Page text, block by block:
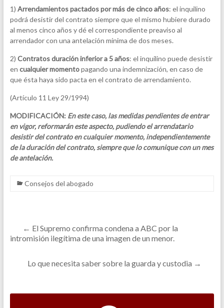
1) Arrendamientos pactados por más de cinco años: el inquilino
podrá desistir del contrato siempre que el mismo hubiere durado
al menos cinco años y dé el correspondiente preaviso al
arrendador con una antelación mínima de dos meses.
2) Contratos duración inferior a 5 años: el inquilino puede desistir
en cualquier momentopagando una indemnización, en caso de
que ésta haya sido pacta en el contrato de arrendamiento.
(Artículo 11 Ley 29/1994)
MODIFICACIÓN: En este caso, las medidas pendientes de entrar
en vigor, reformarán este aspecto, pudiendo el arrendatario
desistir del contrato en cualquier momento, independientemente
de la duración del contrato, siempre que lo comunique con un mes
de antelación.
Consejos del abogado
← El Supremo confirma condena a ABC por la
intromisión ilegítima de una imagen de un menor.
Lo que necesita saber sobre la guarda y custodia →